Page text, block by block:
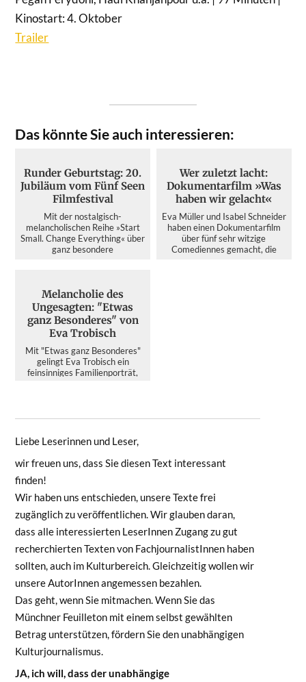
Kinostart: 4. Oktober
Trailer
Das könnte Sie auch interessieren:
Runder Geburtstag: 20.
Jubiläum vom Fünf Seen
Filmfestival
Mit der nostalgisch-
melancholischen Reihe »Start
Small. Change Everything« über
ganz besondere
Wer zuletzt lacht:
Dokumentarfilm »Was
haben wir gelacht«
Eva Müller und Isabel Schneider
haben einen Dokumentarfilm
über fünf sehr witzige
Comediennes gemacht, die
Melancholie des
Ungesagten: "Etwas
ganz Besonderes" von
Eva Trobisch
Mit "Etwas ganz Besonderes"
gelingt Eva Trobisch ein
feinsinniges Familienporträt,
Liebe Leserinnen und Leser,
wir freuen uns, dass Sie diesen Text interessant
finden!
Wir haben uns entschieden, unsere Texte frei
zugänglich zu veröffentlichen. Wir glauben daran,
dass alle interessierten LeserInnen Zugang zu gut
recherchierten Texten von FachjournalistInnen haben
sollten, auch im Kulturbereich. Gleichzeitig wollen wir
unsere AutorInnen angemessen bezahlen.
Das geht, wenn Sie mitmachen. Wenn Sie das
Münchner Feuilleton mit einem selbst gewählten
Betrag unterstützen, fördern Sie den unabhängigen
Kulturjournalismus.
JA, ich will, dass der unabhängige